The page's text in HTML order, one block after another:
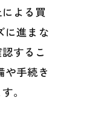
よる買
に進まな
するこ
手続き
。